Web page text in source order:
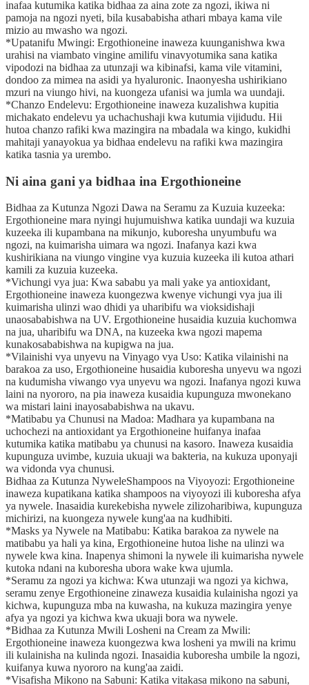
inafaa kutumika katika bidhaa za aina zote za ngozi, ikiwa ni
pamoja na ngozi nyeti, bila kusababisha athari mbaya kama vile
mizio au mwasho wa ngozi.
*Upatanifu Mwingi: Ergothioneine inaweza kuunganishwa kwa
urahisi na viambato vingine amilifu vinavyotumika sana katika
vipodozi na bidhaa za utunzaji wa kibinafsi, kama vile vitamini,
dondoo za mimea na asidi ya hyaluronic. Inaonyesha ushirikiano
mzuri na viungo hivi, na kuongeza ufanisi wa jumla wa uundaji.
*Chanzo Endelevu: Ergothioneine inaweza kuzalishwa kupitia
michakato endelevu ya uchachushaji kwa kutumia vijidudu. Hii
hutoa chanzo rafiki kwa mazingira na mbadala wa kingo, kukidhi
mahitaji yanayokua ya bidhaa endelevu na rafiki kwa mazingira
katika tasnia ya urembo.
Ni aina gani ya bidhaa ina Ergothioneine
Bidhaa za Kutunza Ngozi Dawa na Seramu za Kuzuia kuzeeka:
Ergothioneine mara nyingi hujumuishwa katika uundaji wa kuzuia
kuzeeka ili kupambana na mikunjo, kuboresha unyumbufu wa
ngozi, na kuimarisha uimara wa ngozi. Inafanya kazi kwa
kushirikiana na viungo vingine vya kuzuia kuzeeka ili kutoa athari
kamili za kuzuia kuzeeka.
*Vichungi vya jua: Kwa sababu ya mali yake ya antioxidant,
Ergothioneine inaweza kuongezwa kwenye vichungi vya jua ili
kuimarisha ulinzi wao dhidi ya uharibifu wa vioksidishaji
unaosababishwa na UV. Ergothioneine husaidia kuzuia kuchomwa
na jua, uharibifu wa DNA, na kuzeeka kwa ngozi mapema
kunakosababishwa na kupigwa na jua.
*Vilainishi vya unyevu na Vinyago vya Uso: Katika vilainishi na
barakoa za uso, Ergothioneine husaidia kuboresha unyevu wa ngozi
na kudumisha viwango vya unyevu wa ngozi. Inafanya ngozi kuwa
laini na nyororo, na pia inaweza kusaidia kupunguza mwonekano
wa mistari laini inayosababishwa na ukavu.
*Matibabu ya Chunusi na Madoa: Madhara ya kupambana na
uchochezi na antioxidant ya Ergothioneine huifanya inafaa
kutumika katika matibabu ya chunusi na kasoro. Inaweza kusaidia
kupunguza uvimbe, kuzuia ukuaji wa bakteria, na kukuza uponyaji
wa vidonda vya chunusi.
Bidhaa za Kutunza NyweleShampoos na Viyoyozi: Ergothioneine
inaweza kupatikana katika shampoos na viyoyozi ili kuboresha afya
ya nywele. Inasaidia kurekebisha nywele zilizoharibiwa, kupunguza
michirizi, na kuongeza nywele kung'aa na kudhibiti.
*Masks ya Nywele na Matibabu: Katika barakoa za nywele na
matibabu ya hali ya kina, Ergothioneine hutoa lishe na ulinzi wa
nywele kwa kina. Inapenya shimoni la nywele ili kuimarisha nywele
kutoka ndani na kuboresha ubora wake kwa ujumla.
*Seramu za ngozi ya kichwa: Kwa utunzaji wa ngozi ya kichwa,
seramu zenye Ergothioneine zinaweza kusaidia kulainisha ngozi ya
kichwa, kupunguza mba na kuwasha, na kukuza mazingira yenye
afya ya ngozi ya kichwa kwa ukuaji bora wa nywele.
*Bidhaa za Kutunza Mwili Losheni na Cream za Mwili:
Ergothioneine inaweza kuongezwa kwa losheni ya mwili na krimu
ili kulainisha na kulinda ngozi. Inasaidia kuboresha umbile la ngozi,
kuifanya kuwa nyororo na kung'aa zaidi.
*Visafisha Mikono na Sabuni: Katika vitakasa mikono na sabuni,